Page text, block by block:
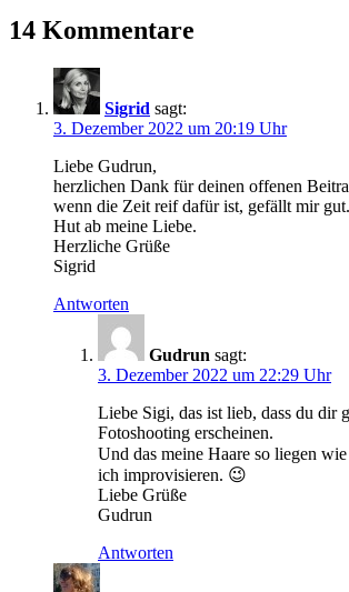
14 Kommentare
Sigrid sagt:
3. Dezember 2022 um 20:19 Uhr
Liebe Gudrun,
herzlichen Dank für deinen offenen
wenn die Zeit reif dafür ist, gefällt mir
Hut ab meine Liebe.
Herzliche Grüße
Sigrid
Antworten
Gudrun sagt:
3. Dezember 2022 um 22:29 Uhr
Liebe Sigi, das ist lieb, dass du dir
Fotoshooting erscheinen.
Und das meine Haare so liegen
ich improvisieren. 😉
Liebe Grüße
Gudrun
Antworten